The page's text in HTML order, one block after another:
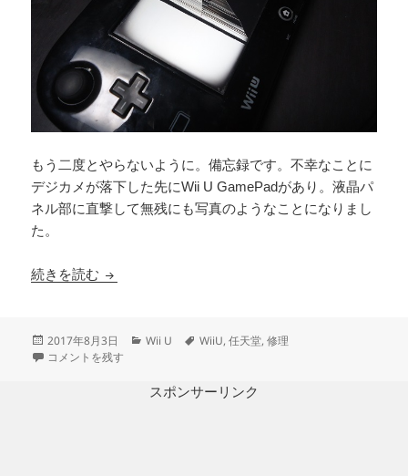
もう二度とやらないように。備忘録です。不幸なことに
デジカメが落下した先にWii U GamePadがあり。液晶パ
ネル部に直撃して無残にも写真のようなことになりまし
た。
続きを読む Wii U GamePadにデジカメが落下して液晶パネ
投
稿
2017年8月3日
カ
リ
Wii U
タ
WiiU,任天堂,修理
Wii U GamePadにデジカメが落下して液晶パネルが割れてしまった（任
コメントを残す
スポンサーリンク